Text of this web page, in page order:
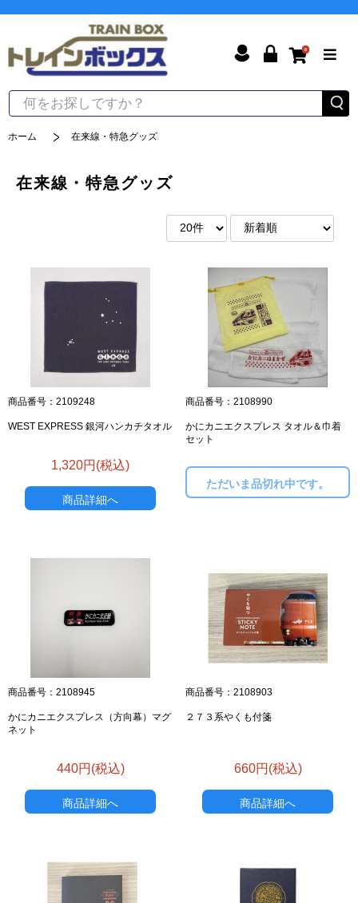
0
ホーム 在来線・特急グッズ
在来線・特急グッズ
商品番号：2109248
WEST EXPRESS 銀河ハンカチタオル
1,320円(税込)
商品詳細へ
商品番号：2108990
かにカニエクスプレス タオル＆巾着
セット
ただいま品切れ中です。
商品番号：2108945
かにカニエクスプレス（方向幕）マグ
ネット
440円(税込)
商品詳細へ
商品番号：2108903
２７３系やくも付箋
660円(税込)
商品詳細へ